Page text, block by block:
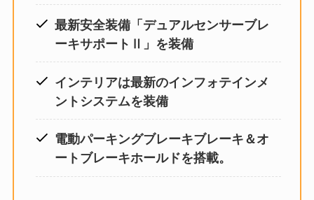
最新安全装備「デュアルセンサーブレ
ーキサポートⅡ」を装備
インテリアは最新のインフォテインメ
ントシステムを装備
電動パーキングブレーキブレーキ＆オ
ートブレーキホールドを搭載。